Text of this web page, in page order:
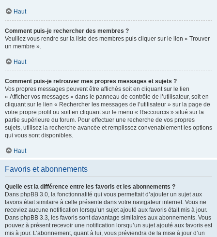
Haut
Comment puis-je rechercher des membres ?
Veuillez vous rendre sur la liste des membres puis cliquer sur le lien « Trouver
un membre ».
Haut
Comment puis-je retrouver mes propres messages et sujets ?
Vos propres messages peuvent être affichés soit en cliquant sur le lien
« Afficher vos messages » dans le panneau de contrôle de l’utilisateur, soit en
cliquant sur le lien « Rechercher les messages de l’utilisateur » sur la page de
votre propre profil ou soit en cliquant sur le menu « Raccourcis » situé sur la
partie supérieure du forum. Pour effectuer une recherche de vos propres
sujets, utilisez la recherche avancée et remplissez convenablement les options
qui vous sont disponibles.
Haut
Favoris et abonnements
Quelle est la différence entre les favoris et les abonnements ?
Dans phpBB 3.0, la fonctionnalité qui vous permettait d’ajouter un sujet aux
favoris était similaire à celle présente dans votre navigateur internet. Vous ne
receviez aucune notification lorsqu’un sujet ajouté aux favoris était mis à jour.
Dans phpBB 3.3, les favoris sont davantage similaires aux abonnements. Vous
pouvez à présent recevoir une notification lorsqu’un sujet ajouté aux favoris est
mis à jour. L’abonnement, quant à lui, vous préviendra de la mise à jour d’un